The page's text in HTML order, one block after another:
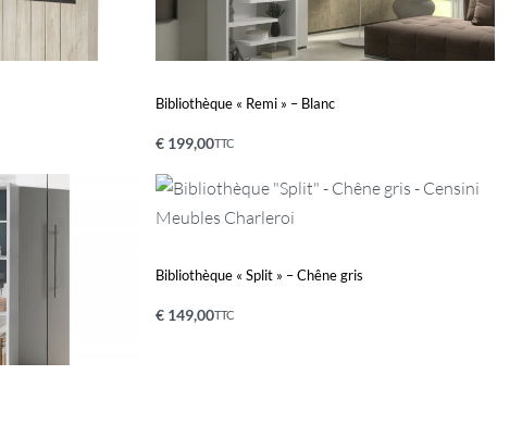
Bibliothèque « Remi » – Blanc
€199,00TTC
Bibliothèque « Split » – Chêne gris
€149,00TTC